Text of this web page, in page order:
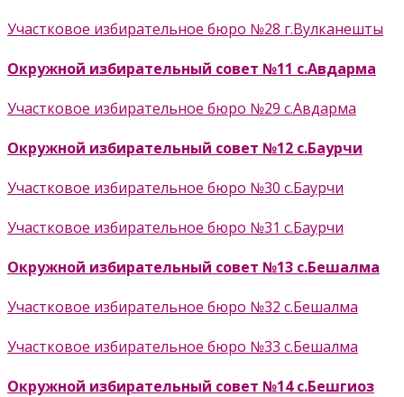
Участковое избирательное бюро №28 г.Вулканешты
Окружной избирательный совет №11 с.Авдарма
Участковое избирательное бюро №29 с.Авдарма
Окружной избирательный совет №12 с.Баурчи
Участковое избирательное бюро №30 с.Баурчи
Участковое избирательное бюро №31 с.Баурчи
Окружной избирательный совет №13 с.Бешалма
Участковое избирательное бюро №32 с.Бешалма
Участковое избирательное бюро №33 с.Бешалма
Окружной избирательный совет №14 с.Бешгиоз